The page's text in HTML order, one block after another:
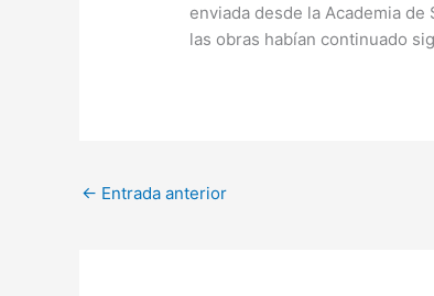
enviada desde la Academia
las obras habían continuado
← Entrada anterior